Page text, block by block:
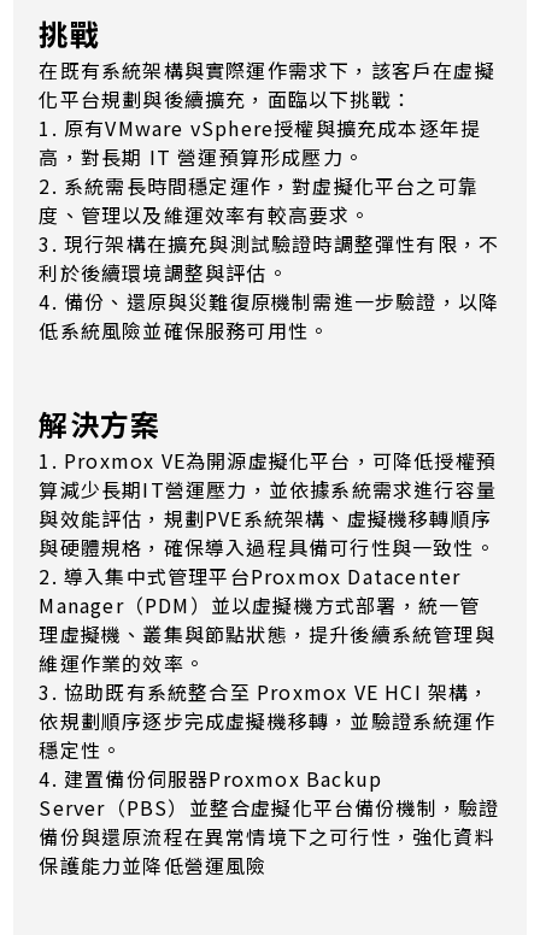
挑戰
在既有系統架構與實際運作需求下，該客戶在虛擬
化平台規劃與後續擴充，面臨以下挑戰：
1. 原有VMware vSphere授權與擴充成本逐年提
高，對長期 IT 營運預算形成壓力。
2. 系統需長時間穩定運作，對虛擬化平台之可靠
度、管理以及維運效率有較高要求。
3. 現行架構在擴充與測試驗證時調整彈性有限，不
利於後續環境調整與評估。
4. 備份、還原與災難復原機制需進一步驗證，以降
低系統風險並確保服務可用性。
解決方案
1. Proxmox VE為開源虛擬化平台，可降低授權預
算減少長期IT營運壓力，並依據系統需求進行容量
與效能評估，規劃PVE系統架構、虛擬機移轉順序
與硬體規格，確保導入過程具備可行性與一致性。
2. 導入集中式管理平台Proxmox Datacenter
Manager（PDM）並以虛擬機方式部署，統一管
理虛擬機、叢集與節點狀態，提升後續系統管理與
維運作業的效率。
3. 協助既有系統整合至 Proxmox VE HCI 架構，
依規劃順序逐步完成虛擬機移轉，並驗證系統運作
穩定性。
4. 建置備份伺服器Proxmox Backup
Server（PBS）並整合虛擬化平台備份機制，驗證
備份與還原流程在異常情境下之可行性，強化資料
保護能力並降低營運風險